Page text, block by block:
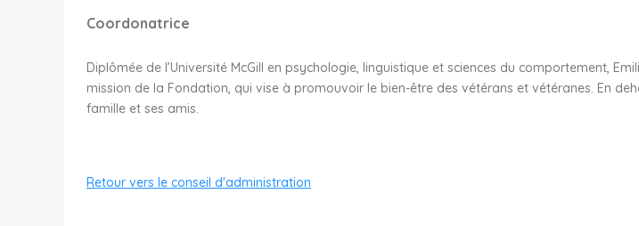
Coordonatrice
Diplômée de l’Université McGill en psychologie, linguistique et sciences du comportement,
mission de la Fondation, qui vise à promouvoir le bien-être des vétérans et vétéranes. En
famille et ses amis.
Retour vers le conseil d'administration